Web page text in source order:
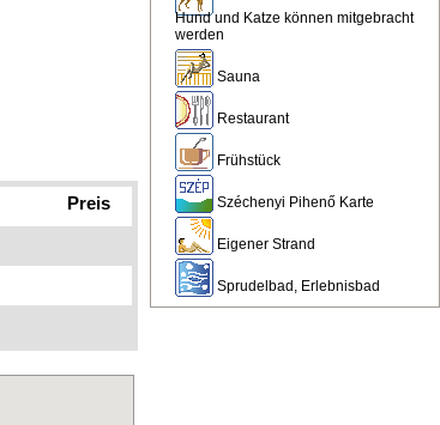
Hund und Katze können mitgebracht
werden
Sauna
Restaurant
Frühstück
Széchenyi Pihenő Karte
Eigener Strand
Sprudelbad, Erlebnisbad
Preis